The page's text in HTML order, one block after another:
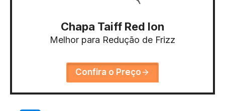
Chapa Taiff Red Ion
Melhor para Redução de Frizz
Confira o Preço